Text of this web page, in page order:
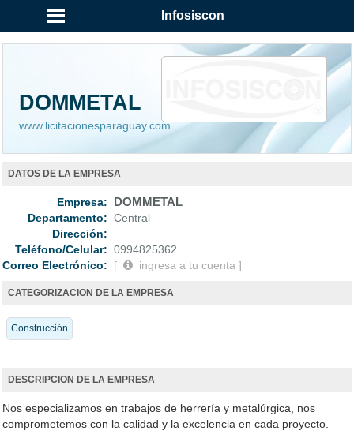
Infosiscon
DOMMETAL
www.licitacionesparaguay.com
DATOS DE LA EMPRESA
Empresa: DOMMETAL
Departamento: Central
Dirección:
Teléfono/Celular: 0994825362
Correo Electrónico:
[ ingresa a tu cuenta ]
CATEGORIZACION DE LA EMPRESA
Construcción
DESCRIPCION DE LA EMPRESA
Nos especializamos en trabajos de herrería y metalúrgica, nos
comprometemos con la calidad y la excelencia en cada proyecto.